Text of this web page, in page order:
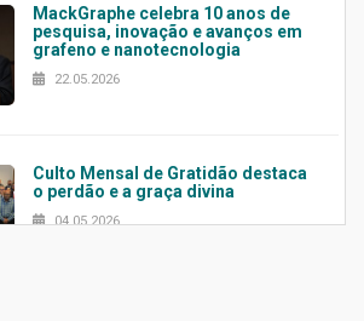
MackGraphe celebra 10 anos de
pesquisa, inovação e avanços em
grafeno e nanotecnologia
22.05.2026
Culto Mensal de Gratidão destaca
o perdão e a graça divina
04.05.2026